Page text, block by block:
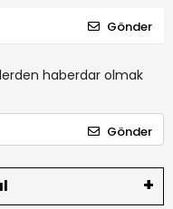
Gönder
haberdar olmak
Gönder